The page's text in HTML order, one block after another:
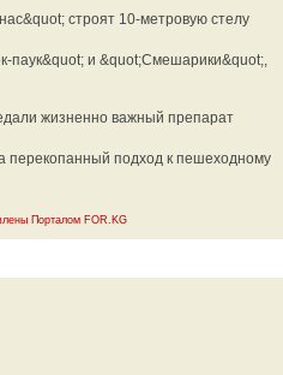
строят 10-метровую стелу
паук&quot; и &quot;Смешарики&quot;,
жизненно важный препарат
перекопанный подход к пешеходному
Порталом FOR.KG